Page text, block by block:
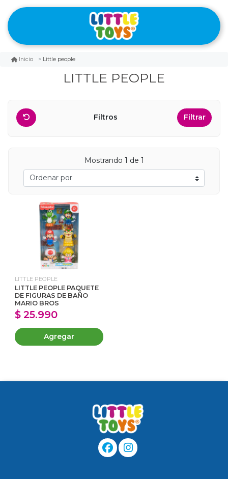
Inicio Little people
LITTLE PEOPLE
Filtros Filtrar
Mostrando 1 de 1
LITTLE PEOPLE
LITTLE PEOPLE PAQUETE
DE FIGURAS DE BAÑO
MARIO BROS
$ 25.990
Agregar